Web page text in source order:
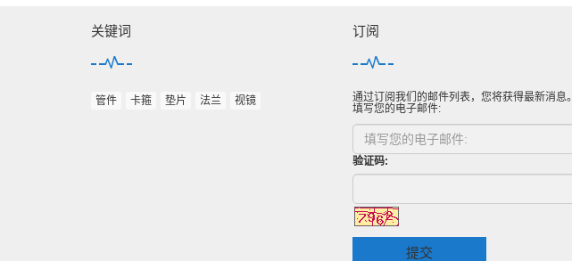
关键词
管件 卡箍 垫片 法兰 视镜
订阅
通过订阅我们的邮件列表，您将获得最新消息。
填写您的电子邮件:
验证码:
提交